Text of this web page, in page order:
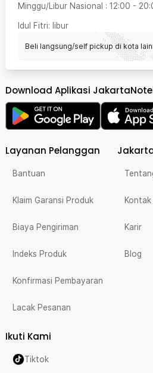
Minggu/Libur Nasional : 12:00 -
Idul Fitri: libur
Beli langsung/self pickup di kota
Download Aplikasi
Layanan Pelanggan
Bantuan
Klaim Garansi Produk
Biaya Pengiriman
Indeks Produk
Konfirmasi Pembayaran
Lacak Pesanan
Kontak
Karir
Blog
Ikuti Kami
Tiktok